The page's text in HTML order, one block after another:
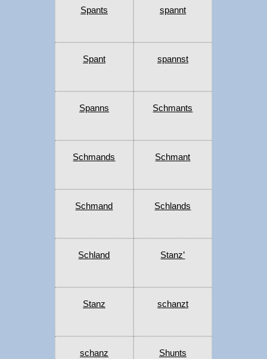
Spants spannt
Spant spannst
Spanns Schmants
Schmands Schmant
Schmand Schlands
Schland Stanz’
Stanz schanzt
schanz Shunts